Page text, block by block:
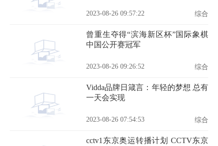
2023-08-26 09:57:22 综合
曾重生夺得“滨海新区杯”国际象棋
中国公开赛冠军
2023-08-26 09:26:52 综合
Vidda品牌日箴言：年轻的梦想 总有
一天会实现
2023-08-26 07:54:53 综合
cctv1东京奥运转播计划 CCTV东京